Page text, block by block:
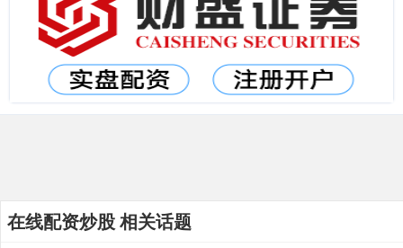
在线配资炒股 相关话题